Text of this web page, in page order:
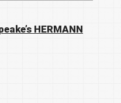
HERMANN